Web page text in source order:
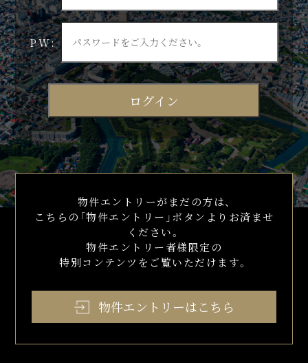
PW:
物件エントリーがまだの方は、
こちらの「物件エントリー」ボタンよりお済ませ
ください。
物件エントリー者様限定の
特別コンテンツをご覧いただけます。
物件エントリーはこちら